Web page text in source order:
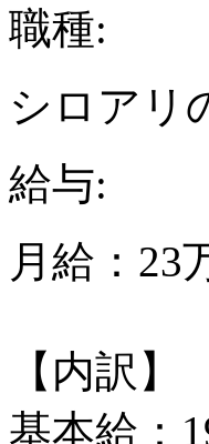
職種:
シロアリ
給与:
月給：23
【内訳】
基本給：